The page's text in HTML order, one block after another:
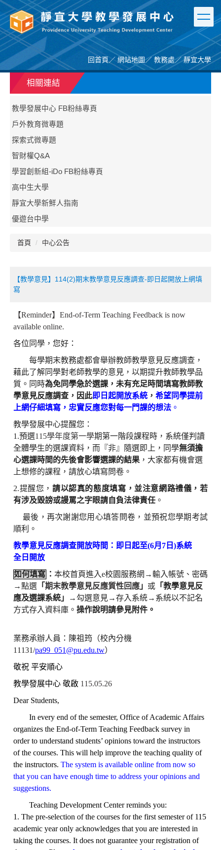
跳
到
主
要
內
容
區
回首頁／ 網站地圖／ 教務處／ 靜宜大學
相關連結
教學發展中心 FB粉絲專頁
戶外教育微專題
探索式微專題
智財權Q&A
學習創新組-iDo FB粉絲專頁
高中生大學
靜宜大學新鮮人指南
優遊台中學
首頁 中心公告
【教學意見】114(2)期末教學意見反應調查-即日起開放上網填
寫
【Reminder】 End-of-Term Teaching Feedback is now
available online.
各位同學，您好：
每學期末教務處都會舉辦教師教學意見反應調查，
藉此了解同學對老師教學的意見，以期提升教師教學品
質。同時為免同學急於選課，未有充足時間填寫教師教
學意見反應調查，因此即日起開放系統 ， 希望同學提前
上網仔細填寫，忠實反應您對每一門課的想法 。
教學發展中心提醒您：
1.預選115學年度第一學期第一階段課程時，系統僅判讀
全體學生的選課資料，而『非』隨選即上，同學無須擔
心選課時間的先後會影響選課的結果 ，大家都有機會選
上想修的課程，請放心填寫問卷。
2.提醒您，請以認真的態度填寫，並注意網路禮儀，若
有涉及毀謗或謾罵之字眼請自負法律責任 。
最後，再次謝謝您用心填答問卷，並預祝您學期考試
順利。
教學意見反應調查開放時間：即日起至(6月7日)系統
全日開放
如何填寫 ： 本校首頁進入e校園服務網 →輸入帳號、密碼
→點選 「期末教學意見反應質性回應 」 或 「教學意見反
應及選課系統」
→ 勾選意見→存入系統→ 系統以不記名
方式存入資料庫。 操作說明請參見附件。
業務承辦人員：陳祖筠（校內分機
11131/pa99_051@pu.edu.tw）
敬祝 平安順心
教學發展中心 敬啟 115.05.26
Dear Students,
In every end of the semester, Office of Academic Affairs
organizes the End-of-Term Teaching Feedback survey in
order to understand students’ opinions toward the instructors
of the courses. This will help improve the teaching quality of
the instructors. The system is available online from now so
that you can have enough time to address your opinions and
suggestions.
Teaching Development Center reminds you:
1. The pre-selection of the courses for the first semester of 115
academic year only acknowledges that you are interested in
taking the courses. It does not guarantee your registration of